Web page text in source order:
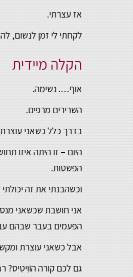
אז עצרתי.
לקחתי לי זמן לנשום,
הקלה מיידית
אוף…. נשימה.
השרירים מרפים.
בדרך כלל כשאני
היום – זו היתה איזו
הפשטות.
וכשהבנתי את זה
אני חושבת שכשאני
הפעמים בעבר שבהם
אבל כשאני עוצרת
גם לכם קורה הוֹוִיטִיס?